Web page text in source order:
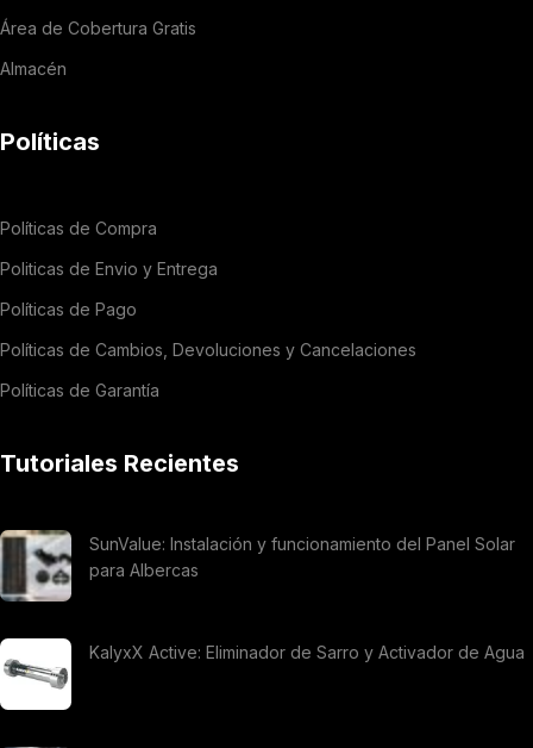
Área de Cobertura Gratis
Almacén
Políticas
Políticas de Compra
Politicas de Envio y Entrega
Políticas de Pago
Políticas de Cambios, Devoluciones y Cancelaciones
Políticas de Garantía
Tutoriales Recientes
SunValue: Instalación y funcionamiento del Panel Solar
para Albercas
KalyxX Active: Eliminador de Sarro y Activador de Agua